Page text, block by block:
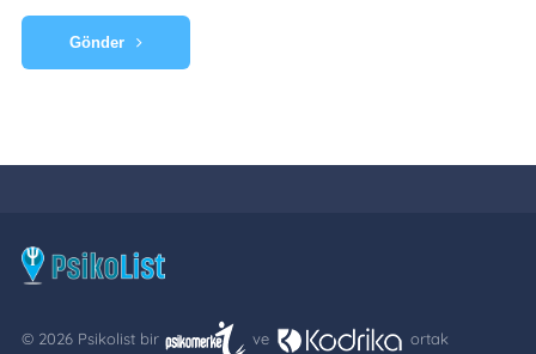
Gönder
© 2026 Psikolist bir ve ortak